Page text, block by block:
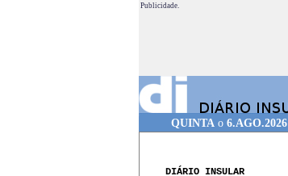
Publicidade.
QUINTA o 6.AGO.2026
DIÁRIO INSULAR